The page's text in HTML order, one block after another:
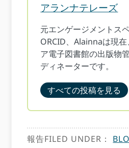
アランナテレーズ
元エンゲージメントス
ORCID、Alainnaは現
ア電子図書館の出版物
ディネーターです。
すべての投稿を見る
報告FILED UNDER：